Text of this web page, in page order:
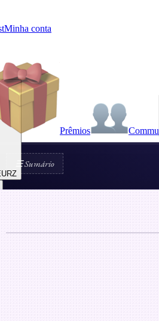
Minha conta
Prêmios Commu
☰ Sumário